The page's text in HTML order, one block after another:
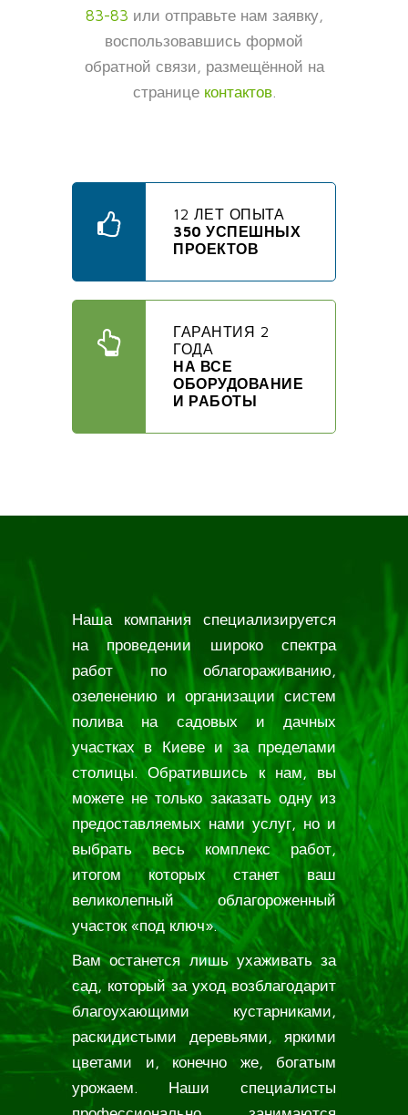
83-83 или отправьте нам заявку,
воспользовавшись формой
обратной связи, размещённой на
странице контактов.
12 ЛЕТ ОПЫТА
350 УСПЕШНЫХ
ПРОЕКТОВ
ГАРАНТИЯ 2
ГОДА
НА ВСЕ
ОБОРУДОВАНИЕ
И РАБОТЫ
Наша компания специализируется
на проведении широко спектра
работ по облагораживанию,
озеленению и организации систем
полива на садовых и дачных
участках в Киеве и за пределами
столицы. Обратившись к нам, вы
можете не только заказать одну из
предоставляемых нами услуг, но и
выбрать весь комплекс работ,
итогом которых станет ваш
великолепный облагороженный
участок «под ключ».
Вам останется лишь ухаживать за
сад, который за уход возблагодарит
благоухающими кустарниками,
раскидистыми деревьями, яркими
цветами и, конечно же, богатым
урожаем. Наши специалисты